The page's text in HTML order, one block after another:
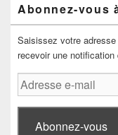
principale
de
widget
pour
barre
latérale
Abonnez-vous
Saisissez votre
recevoir une
Adresse
e-
mail
Abonnez-vous